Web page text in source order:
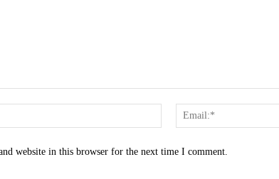
Name:*
website in this browser for the next time I comment.